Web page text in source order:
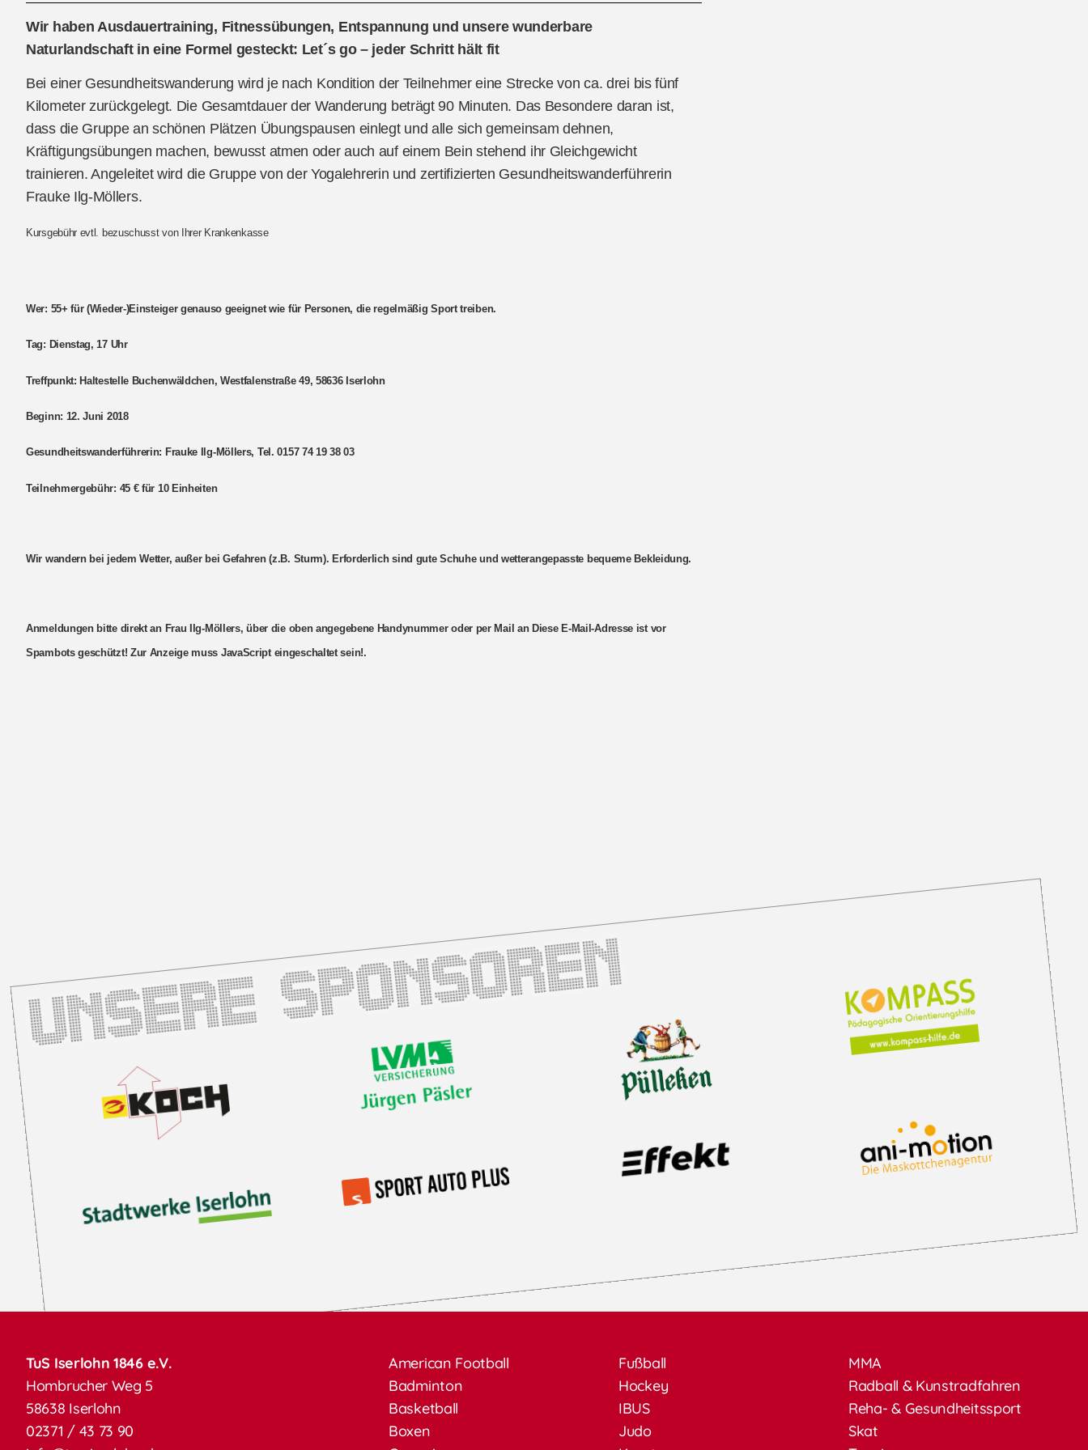
Wir haben Ausdauertraining, Fitnessübungen, Entspannung und unsere wunderbare
Naturlandschaft in eine Formel gesteckt: Let´s go – jeder Schritt hält fit
Bei einer Gesundheitswanderung wird je nach Kondition der Teilnehmer eine Strecke von ca. drei bis fünf
Kilometer zurückgelegt. Die Gesamtdauer der Wanderung beträgt 90 Minuten. Das Besondere daran ist,
dass die Gruppe an schönen Plätzen Übungspausen einlegt und alle sich gemeinsam dehnen,
Kräftigungsübungen machen, bewusst atmen oder auch auf einem Bein stehend ihr Gleichgewicht
trainieren. Angeleitet wird die Gruppe von der Yogalehrerin und zertifizierten Gesundheitswanderführerin
Frauke Ilg-Möllers.
Kursgebühr evtl. bezuschusst von Ihrer Krankenkasse
Wer: 55+ für (Wieder-)Einsteiger genauso geeignet wie für Personen, die regelmäßig Sport treiben.
Tag: Dienstag, 17 Uhr
Treffpunkt: Haltestelle Buchenwäldchen, Westfalenstraße 49, 58636 Iserlohn
Beginn: 12. Juni 2018
Gesundheitswanderführerin: Frauke Ilg-Möllers, Tel. 0157 74 19 38 03
Teilnehmergebühr: 45 € für 10 Einheiten
Wir wandern bei jedem Wetter, außer bei Gefahren (z.B. Sturm). Erforderlich sind gute Schuhe und wetterangepasste bequeme Bekleidung.
Anmeldungen bitte direkt an Frau Ilg-Möllers, über die oben angegebene Handynummer oder per Mail an Diese E-Mail-Adresse ist vor
Spambots geschützt! Zur Anzeige muss JavaScript eingeschaltet sein!.
Unsere Sponsoren
TuS Iserlohn 1846 e.V.
Hombrucher Weg 5
58638 Iserlohn
02371 / 43 73 90
American Football
Badminton
Basketball
Boxen
Fußball
Hockey
IBUS
Judo
MMA
Radball & Kunstradfahren
Reha- & Gesundheitssport
Skat